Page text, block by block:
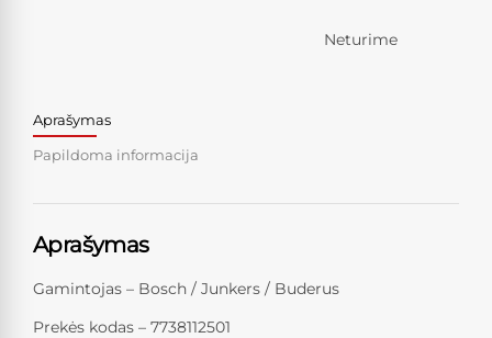
Neturime
Aprašymas
Papildoma informacija
Aprašymas
Gamintojas – Bosch / Junkers / Buderus
Prekės kodas – 7738112501